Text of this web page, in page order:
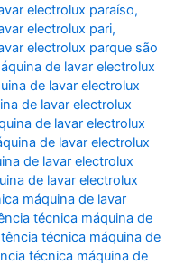
electrolux paraíso,
electrolux pari,
electrolux parque são
de lavar electrolux
de lavar electrolux
de lavar electrolux
de lavar electrolux
de lavar electrolux
de lavar electrolux
de lavar electrolux
máquina de lavar
técnica máquina de
técnica máquina de
técnica máquina de